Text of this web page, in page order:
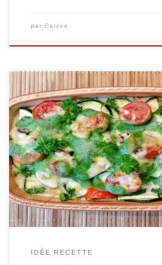
par Eatzee
Introduction Comme abordé lors
article, trouver des idées de
des légumes, peut se révéler
légumes, ces trésors de la
saveurs et de bienfaits pour la
inestimable d’inspiration en
[…]
IDÉE RECETTE